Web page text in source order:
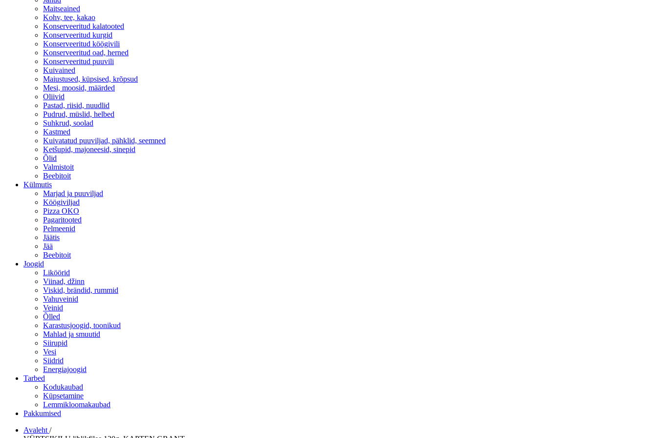
Maitseained
Kohv, tee, kakao
Konserveeritud kalatooted
Konserveeritud kurgid
Konserveeritud köögivili
Konserveeritud oad, herned
Konserveeritud puuvili
Kuivained
Maiustused, küpsised, krõpsud
Mesi, moosid, määrded
Oliivid
Pastad, riisid, nuudlid
Pudrud, müslid, helbed
Suhkrud, soolad
Kastmed
Kuivatatud puuviljad, pähklid, seemned
Ketšupid, majoneesid, sinepid
Õlid
Valmistoit
Beebitoit
Külmutis
Marjad ja puuviljad
Köögiviljad
Pizza OKO
Pagaritooted
Pelmeenid
Jäätis
Jää
Beebitoit
Joogid
Liköörid
Viinad, džinn
Viskid, brändid, rummid
Vahuveinid
Veinid
Õlled
Karastusjoogid, toonikud
Mahlad ja smuutid
Siirupid
Vesi
Siidrid
Energiajoogid
Tarbed
Kodukaubad
Küpsetamine
Lemmikloomakaubad
Pakkumised
Avaleht /